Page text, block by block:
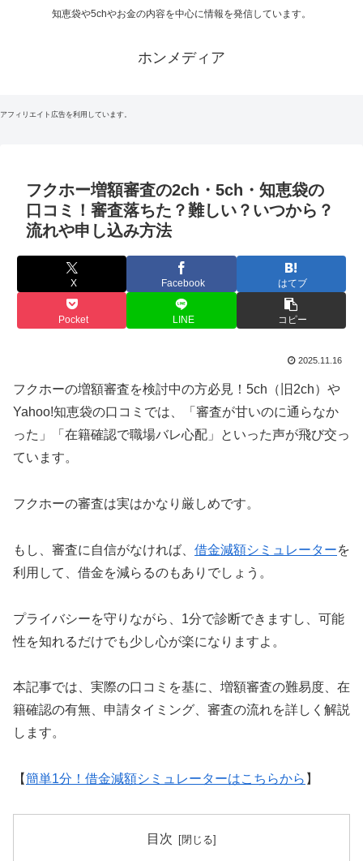
知恵袋や5chやお金の内容を中心に情報を発信しています。
ホンメディア
アフィリエイト広告を利用しています。
フクホー増額審査の2ch・5ch・知恵袋の
口コミ！審査落ちた？難しい？いつから？
流れや申し込み方法
X Facebook はてブ
Pocket LINE コピー
2025.11.16
フクホーの増額審査を検討中の方必見！5ch（旧2ch）や
Yahoo!知恵袋の口コミでは、「審査が甘いのに通らなか
った」「在籍確認で職場バレ心配」といった声が飛び交っ
ています。
フクホーの審査は実はかなり厳しめです。
もし、審査に自信がなければ、 借金減額シミュレーターを
利用して、借金を減らるのもありでしょう。
プライバシーを守りながら、1分で診断できますし、可能
性を知れるだけでも少し心が楽になりますよ。
本記事では、実際の口コミを基に、増額審査の難易度、在
籍確認の有無、申請タイミング、審査の流れを詳しく解説
します。
【簡単1分！借金減額シミュレーターはこちらから 】
目次